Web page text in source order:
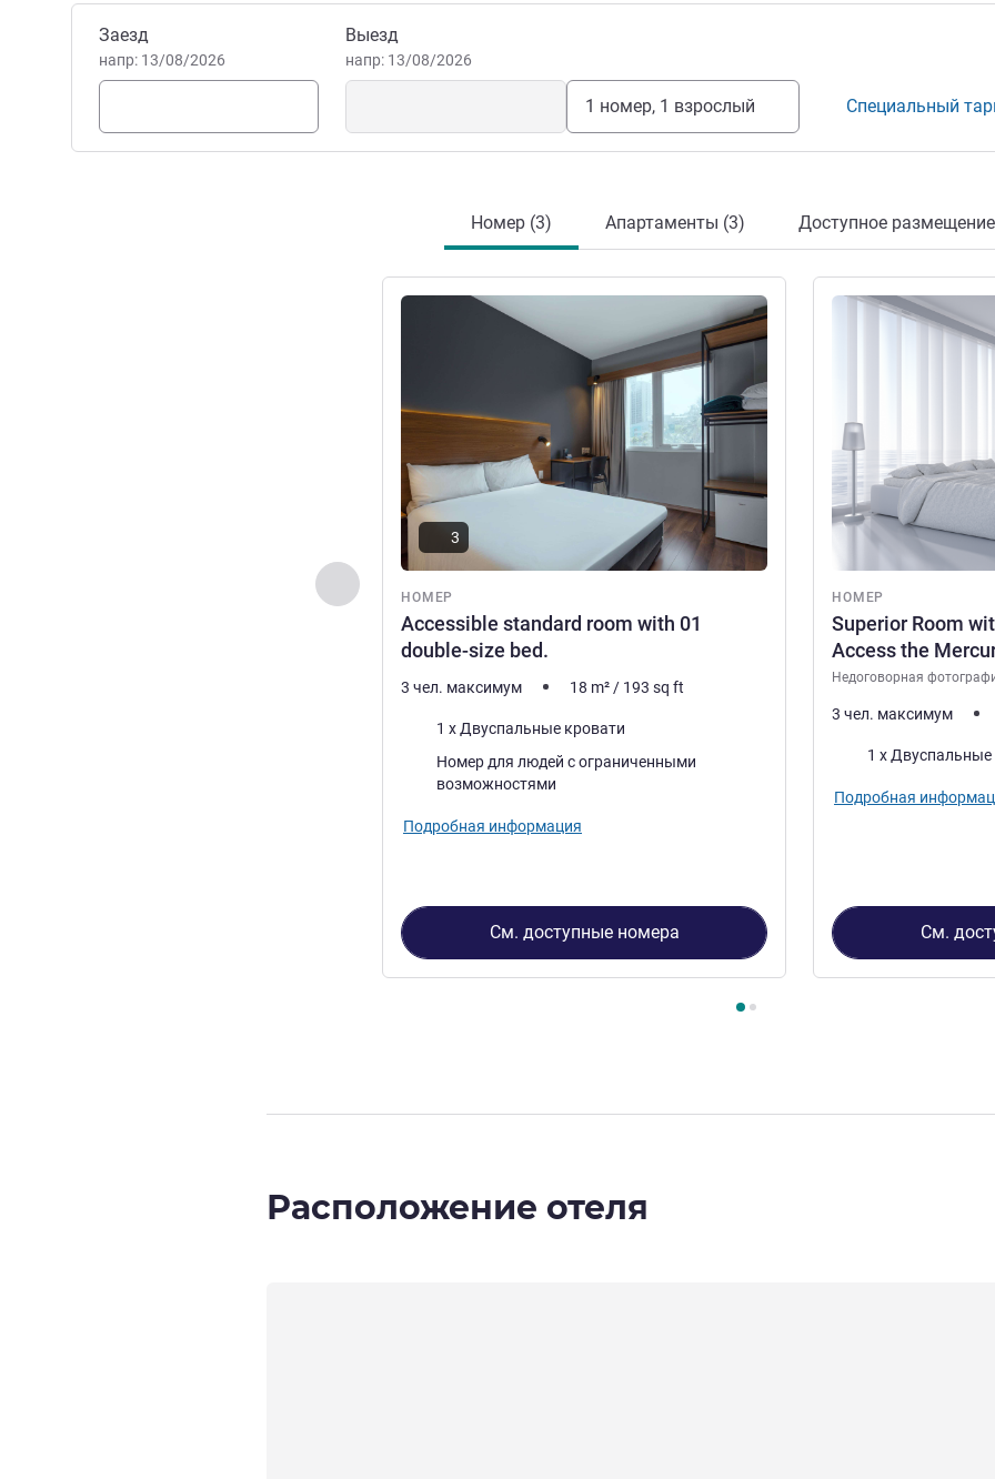
Забронировать этот отель
Заезд
напр: 13/08/2026
Выезд
напр: 13/08/2026
1 номер, 1 взрослый Специальный
Номер (3) Апартаменты (3) Доступное
Назад - Номер
НОМЕР
Accessible standard room with 01
double-size bed.
Подробная информация
3
3 чел. максимум 18 m² / 193 sq ft
Постель1 x Двуспальные кровати
Номер для людей с ограниченными
возможностями
Подробная информация
См. доступные номера
НОМЕР
Superior Room
Access the
Недоговорная
Подробная
3 чел. максимум
Постель1 x Двуспальные
Подробная
См.
Расположение отеля